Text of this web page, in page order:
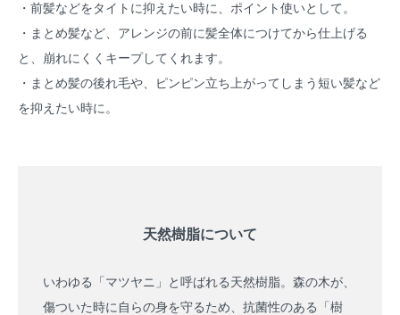
・前髪などをタイトに抑えたい時に、ポイント使いとして。
・まとめ髪など、アレンジの前に髪全体につけてから仕上げる
と、崩れにくくキープしてくれます。
・まとめ髪の後れ毛や、ピンピン立ち上がってしまう短い髪など
を抑えたい時に。
天然樹脂について
いわゆる「マツヤニ」と呼ばれる天然樹脂。森の木が、
傷ついた時に自らの身を守るため、抗菌性のある「樹